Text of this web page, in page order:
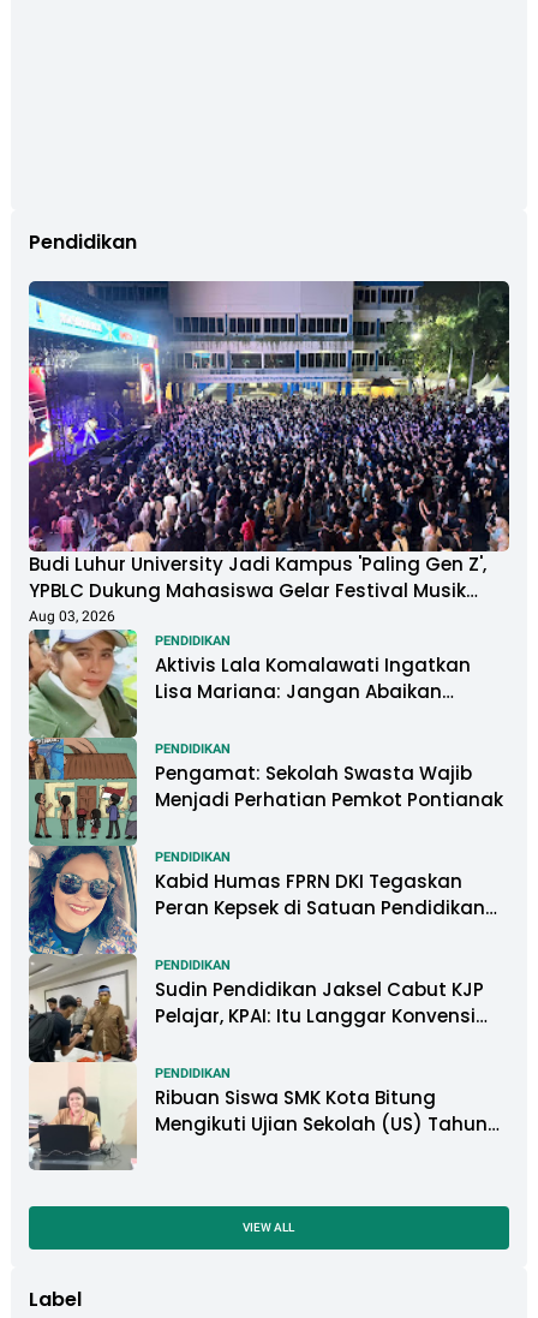
Pendidikan
Budi Luhur University Jadi Kampus 'Paling Gen Z',
YPBLC Dukung Mahasiswa Gelar Festival Musik
Berkapasitas Ribuan Penonton
Aug 03, 2026
PENDIDIKAN
Aktivis Lala Komalawati Ingatkan
Lisa Mariana: Jangan Abaikan
DNA
PENDIDIKAN
Pengamat: Sekolah Swasta Wajib
Menjadi Perhatian Pemkot Pontianak
PENDIDIKAN
Kabid Humas FPRN DKI Tegaskan
Peran Kepsek di Satuan Pendidikan
PENDIDIKAN
Sudin Pendidikan Jaksel Cabut KJP
Pelajar, KPAI: Itu Langgar Konvensi
PENDIDIKAN
Ribuan Siswa SMK Kota Bitung
Mengikuti Ujian Sekolah (US) Tahun
VIEW ALL
Label